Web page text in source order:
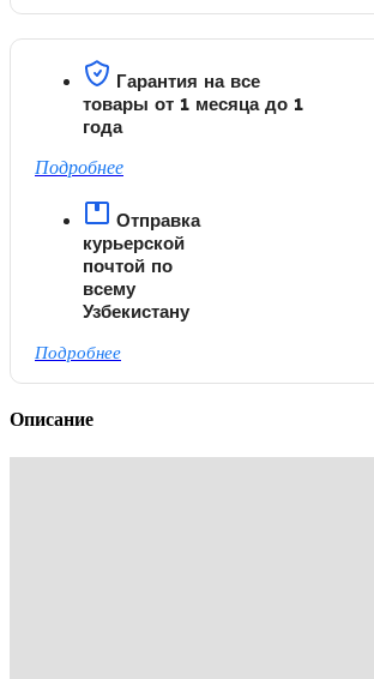
Гарантия на все
товары от 1 месяца до 1
года
Подробнее
Отправка
курьерской
почтой по
всему
Узбекистану
Подробнее
Описание